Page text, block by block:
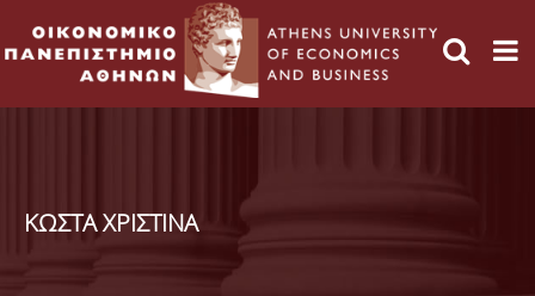
ΚΩΣΤΑ ΧΡΙΣΤΙΝΑ